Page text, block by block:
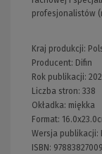
profesjonalistów
Kraj produkcji:
Producent: Difin
Rok publikacji:
Liczba stron: 338
Okładka: miękka
Format:
Wersja publikacji:
ISBN: